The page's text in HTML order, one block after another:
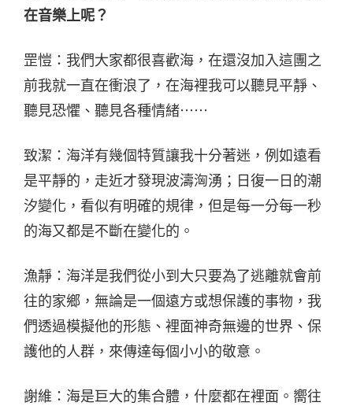
在音樂上呢？
罡愷：我們大家都很喜歡海，在還沒加入這團之
前我就一直在衝浪了，在海裡我可以聽見平靜、
聽見恐懼、聽見各種情緒⋯⋯
致潔：海洋有幾個特質讓我十分著迷，例如遠看
是平靜的，走近才發現波濤洶湧；日復一日的潮
汐變化，看似有明確的規律，但是每一分每一秒
的海又都是不斷在變化的。
漁靜：海洋是我們從小到大只要為了逃離就會前
往的家鄉，無論是一個遠方或想保護的事物，我
們透過模擬他的形態、裡面神奇無邊的世界、保
護他的人群，來傳達每個小小的敬意。
謝維：海是巨大的集合體，什麼都在裡面。嚮往